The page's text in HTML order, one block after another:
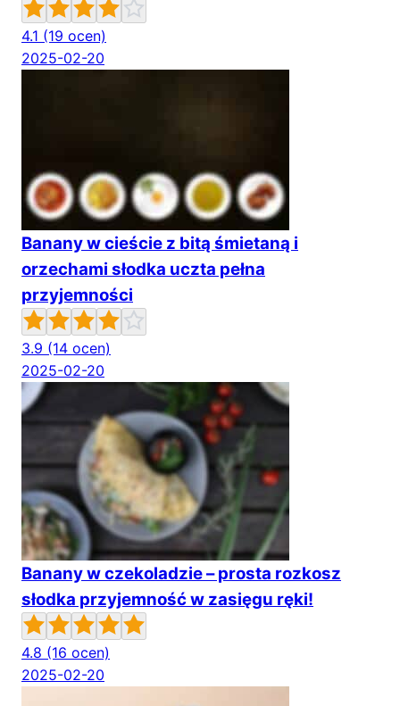
4.1 (19 ocen)
2025-02-20
Banany w cieście z bitą śmietaną i
orzechami słodka uczta pełna
przyjemności
3.9 (14 ocen)
2025-02-20
Banany w czekoladzie – prosta rozkosz
słodka przyjemność w zasięgu ręki!
4.8 (16 ocen)
2025-02-20